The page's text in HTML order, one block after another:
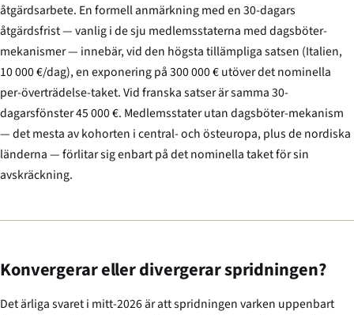
åtgärdsarbete. En formell anmärkning med en 30-dagars
åtgärdsfrist — vanlig i de sju medlemsstaterna med dagsböter-
mekanismer — innebär, vid den högsta tillämpliga satsen (Italien,
10 000 €/dag), en exponering på 300 000 € utöver det nominella
per-överträdelse-taket. Vid franska satser är samma 30-
dagarsfönster 45 000 €. Medlemsstater utan dagsböter-mekanism
— det mesta av kohorten i central- och östeuropa, plus de nordiska
länderna — förlitar sig enbart på det nominella taket för sin
avskräckning.
Konvergerar eller divergerar spridningen?
Det ärliga svaret i mitt-2026 är att spridningen varken uppenbart